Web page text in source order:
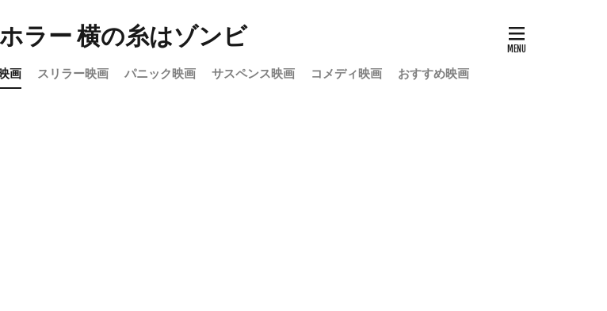
ラー 横の糸はゾンビ
画 スリラー映画 パニック映画 サスペンス映画 コメディ映画 おすすめ映画